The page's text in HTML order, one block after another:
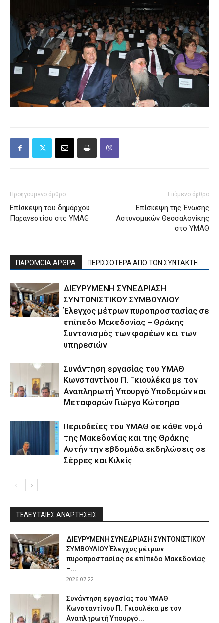
Προηγούμενο άρθρο
Επίσκεψη του δημάρχου
Παρανεστίου στο ΥΜΑΘ
Επόμενο άρθρο
Επίσκεψη της Ένωσης
Αστυνομικών Θεσσαλονίκης
στο ΥΜΑΘ
ΠΑΡΟΜΟΙΑ ΑΡΘΡΑ ΠΕΡΙΣΣΟΤΕΡΑ ΑΠΟ ΤΟΝ ΣΥΝΤΑΚΤΗ
ΔΙΕΥΡΥΜΕΝΗ ΣΥΝΕΔΡΙΑΣΗ
ΣΥΝΤΟΝΙΣΤΙΚΟΥ ΣΥΜΒΟΥΛΙΟΥ
Έλεγχος μέτρων πυροπροστασίας σε
επίπεδο Μακεδονίας – Θράκης
Συντονισμός των φορέων και των
υπηρεσιών
Συνάντηση εργασίας του ΥΜΑΘ
Κωνσταντίνου Π. Γκιουλέκα με τον
Αναπληρωτή Υπουργό Υποδομών και
Μεταφορών Γιώργο Κώτσηρα
Περιοδείες του ΥΜΑΘ σε κάθε νομό
της Μακεδονίας και της Θράκης
Αυτήν την εβδομάδα εκδηλώσεις σε
Σέρρες και Κιλκίς
ΤΕΛΕΥΤΑΙΕΣ ΑΝΑΡΤΗΣΕΙΣ
ΔΙΕΥΡΥΜΕΝΗ ΣΥΝΕΔΡΙΑΣΗ ΣΥΝΤΟΝΙΣΤΙΚΟΥ
ΣΥΜΒΟΥΛΙΟΥ Έλεγχος μέτρων
πυροπροστασίας σε επίπεδο Μακεδονίας
–...
2026-07-22
Συνάντηση εργασίας του ΥΜΑΘ
Κωνσταντίνου Π. Γκιουλέκα με τον
Αναπληρωτή Υπουργό...